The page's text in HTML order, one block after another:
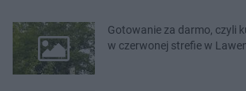
Gotowanie za darmo, czyli
w czerwonej strefie w